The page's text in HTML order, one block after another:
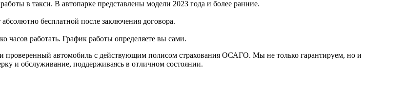
в такси. В автопарке представлены модели 2023 года и более ранние.
бесплатной после заключения договора.
часов работать. График работы определяете вы сами.
проверенный автомобиль с действующим полисом страхования ОСАГО. Мы не только гарантируем, но и
и обслуживание, поддерживаясь в отличном состоянии.